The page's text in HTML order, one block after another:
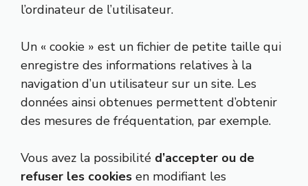
l’ordinateur de l’utilisateur.
Un « cookie » est un fichier de petite taille qui
enregistre des informations relatives à la
navigation d’un utilisateur sur un site. Les
données ainsi obtenues permettent d’obtenir
des mesures de fréquentation, par exemple.
Vous avez la possibilité d’accepter ou de
refuser les cookies en modifiant les